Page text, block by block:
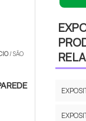
/ SÃO